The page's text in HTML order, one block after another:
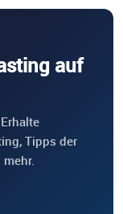
auf
Tipps der